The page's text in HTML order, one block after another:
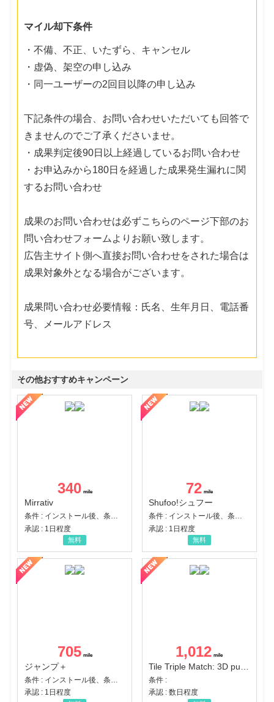
マイル却下条件
・不備、不正、いたずら、キャンセル
・虚偽、架空の申し込み
・同一ユーザーの2回目以降の申し込み
下記条件の場合、お問い合わせいただいても回答で
きませんのでご了承くださいませ。
・成果判定後90日以上経過しているお問い合わせ
・お申込みから180日を経過した成果発生漏れに関
するお問い合わせ
成果のお問い合わせは必ずこちらのページ下部のお
問い合わせフォームよりお願い致します。
広告主サイト側へ直接お問い合わせをされた場合は
成果対象外となる場合がございます。
成果問い合わせ必要情報：氏名、生年月日、電話番
号、メールアドレス
その他おすすめキャンペーン
340
Mirrativ
条件 : インストール後、条件達成
承認 : 1日程度
無料
72
Shufoo!シュフー
条件 : インストール後、条件達成
承認 : 1日程度
無料
705
ジャンプ＋
承認 : 1日程度
1,012
条件 :
承認 : 数日程度